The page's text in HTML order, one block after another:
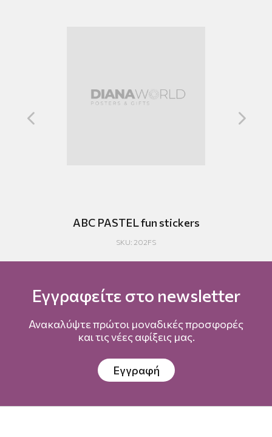
ABC PASTEL fun stickers
SKU: 202FS
Εγγραφείτε στο newsletter
Ανακαλύψτε πρώτοι μοναδικές προσφορές
και τις νέες αφίξεις μας.
Εγγραφή